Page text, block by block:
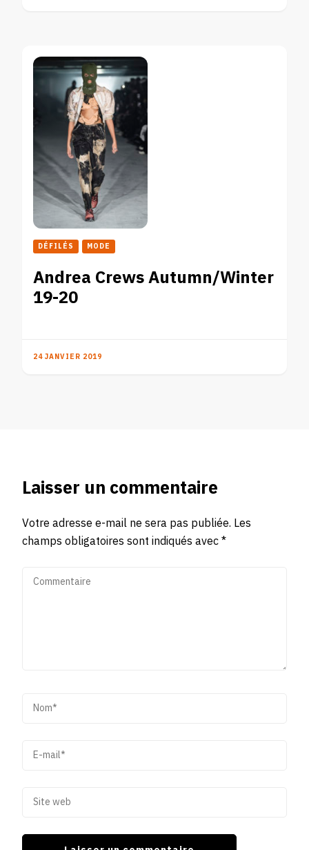
DÉFILÉS MODE
Andrea Crews Autumn/Winter
19-20
24 JANVIER 2019
Laisser un commentaire
Votre adresse e-mail ne sera pas publiée. Les
champs obligatoires sont indiqués avec*